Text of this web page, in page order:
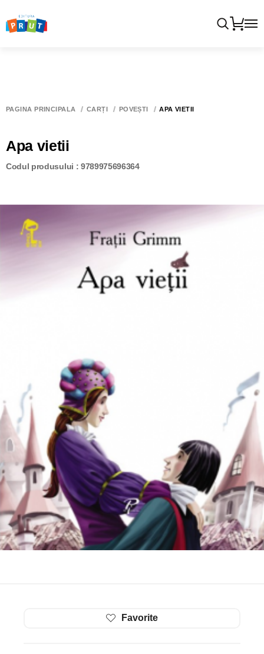
PAGINA PRINCIPALĂ CĂRȚI POVEȘTI APA VIETII
Apa vietii
Codul produsului : 9789975696364
Favorite